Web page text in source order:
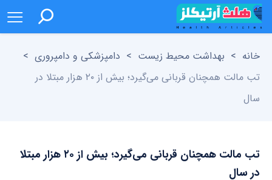
خانه > بهداشت محیط زیست > دامپزشکی و دامپروری >
تب مالت همچنان قربانی می‌گیرد؛ بیش از ۲۰ هزار مبتلا در
سال
تب مالت همچنان قربانی می‌گیرد؛ بیش از ۲۰ هزار مبتلا
در سال